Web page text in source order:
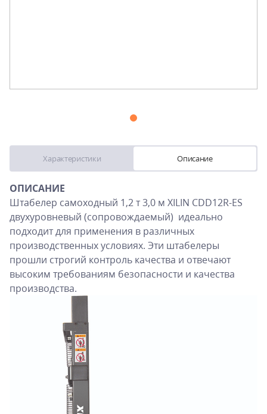
Характеристики Описание
ОПИСАНИЕ
Штабелер самоходный 1,2 т 3,0 м XILIN CDD12R-ES
двухуровневый (сопровождаемый) идеально
подходит для применения в различных
производственных условиях. Эти штабелеры
прошли строгий контроль качества и отвечают
высоким требованиям безопасности и качества
производства.